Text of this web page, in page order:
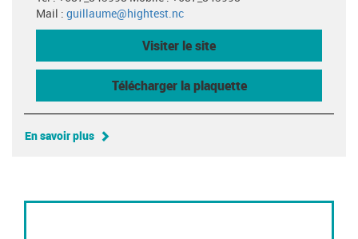
Mail : guillaume@hightest.nc
Visiter le site
Télécharger la plaquette
En savoir plus